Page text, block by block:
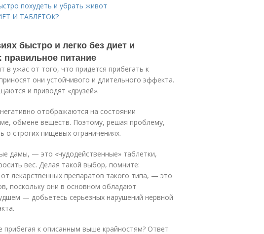
похудеть и убрать живот
И ТАБЛЕТОК?
быстро и легко без диет и
правильное питание
в ужас от того, что придется прибегать к
они устойчивого и длительного эффекта.
и приводят «друзей».
отображаются на состоянии
обмене веществ. Поэтому, решая проблему,
о строгих пищевых ограничениях.
дамы, — это «чудодейственные» таблетки,
вес. Делая такой выбор, помните:
лекарственных препаратов такого типа, — это
поскольку они в основном обладают
— добьетесь серьезных нарушений нервной
прибегая к описанным выше крайностям? Ответ